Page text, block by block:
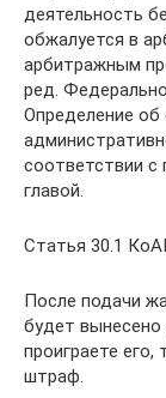
деятельность
обжалуется в
арбитражным
ред.
Определение
соответствии с
главой.
Статья 30.1
После подачи
будет вынесено
проиграете
штраф.